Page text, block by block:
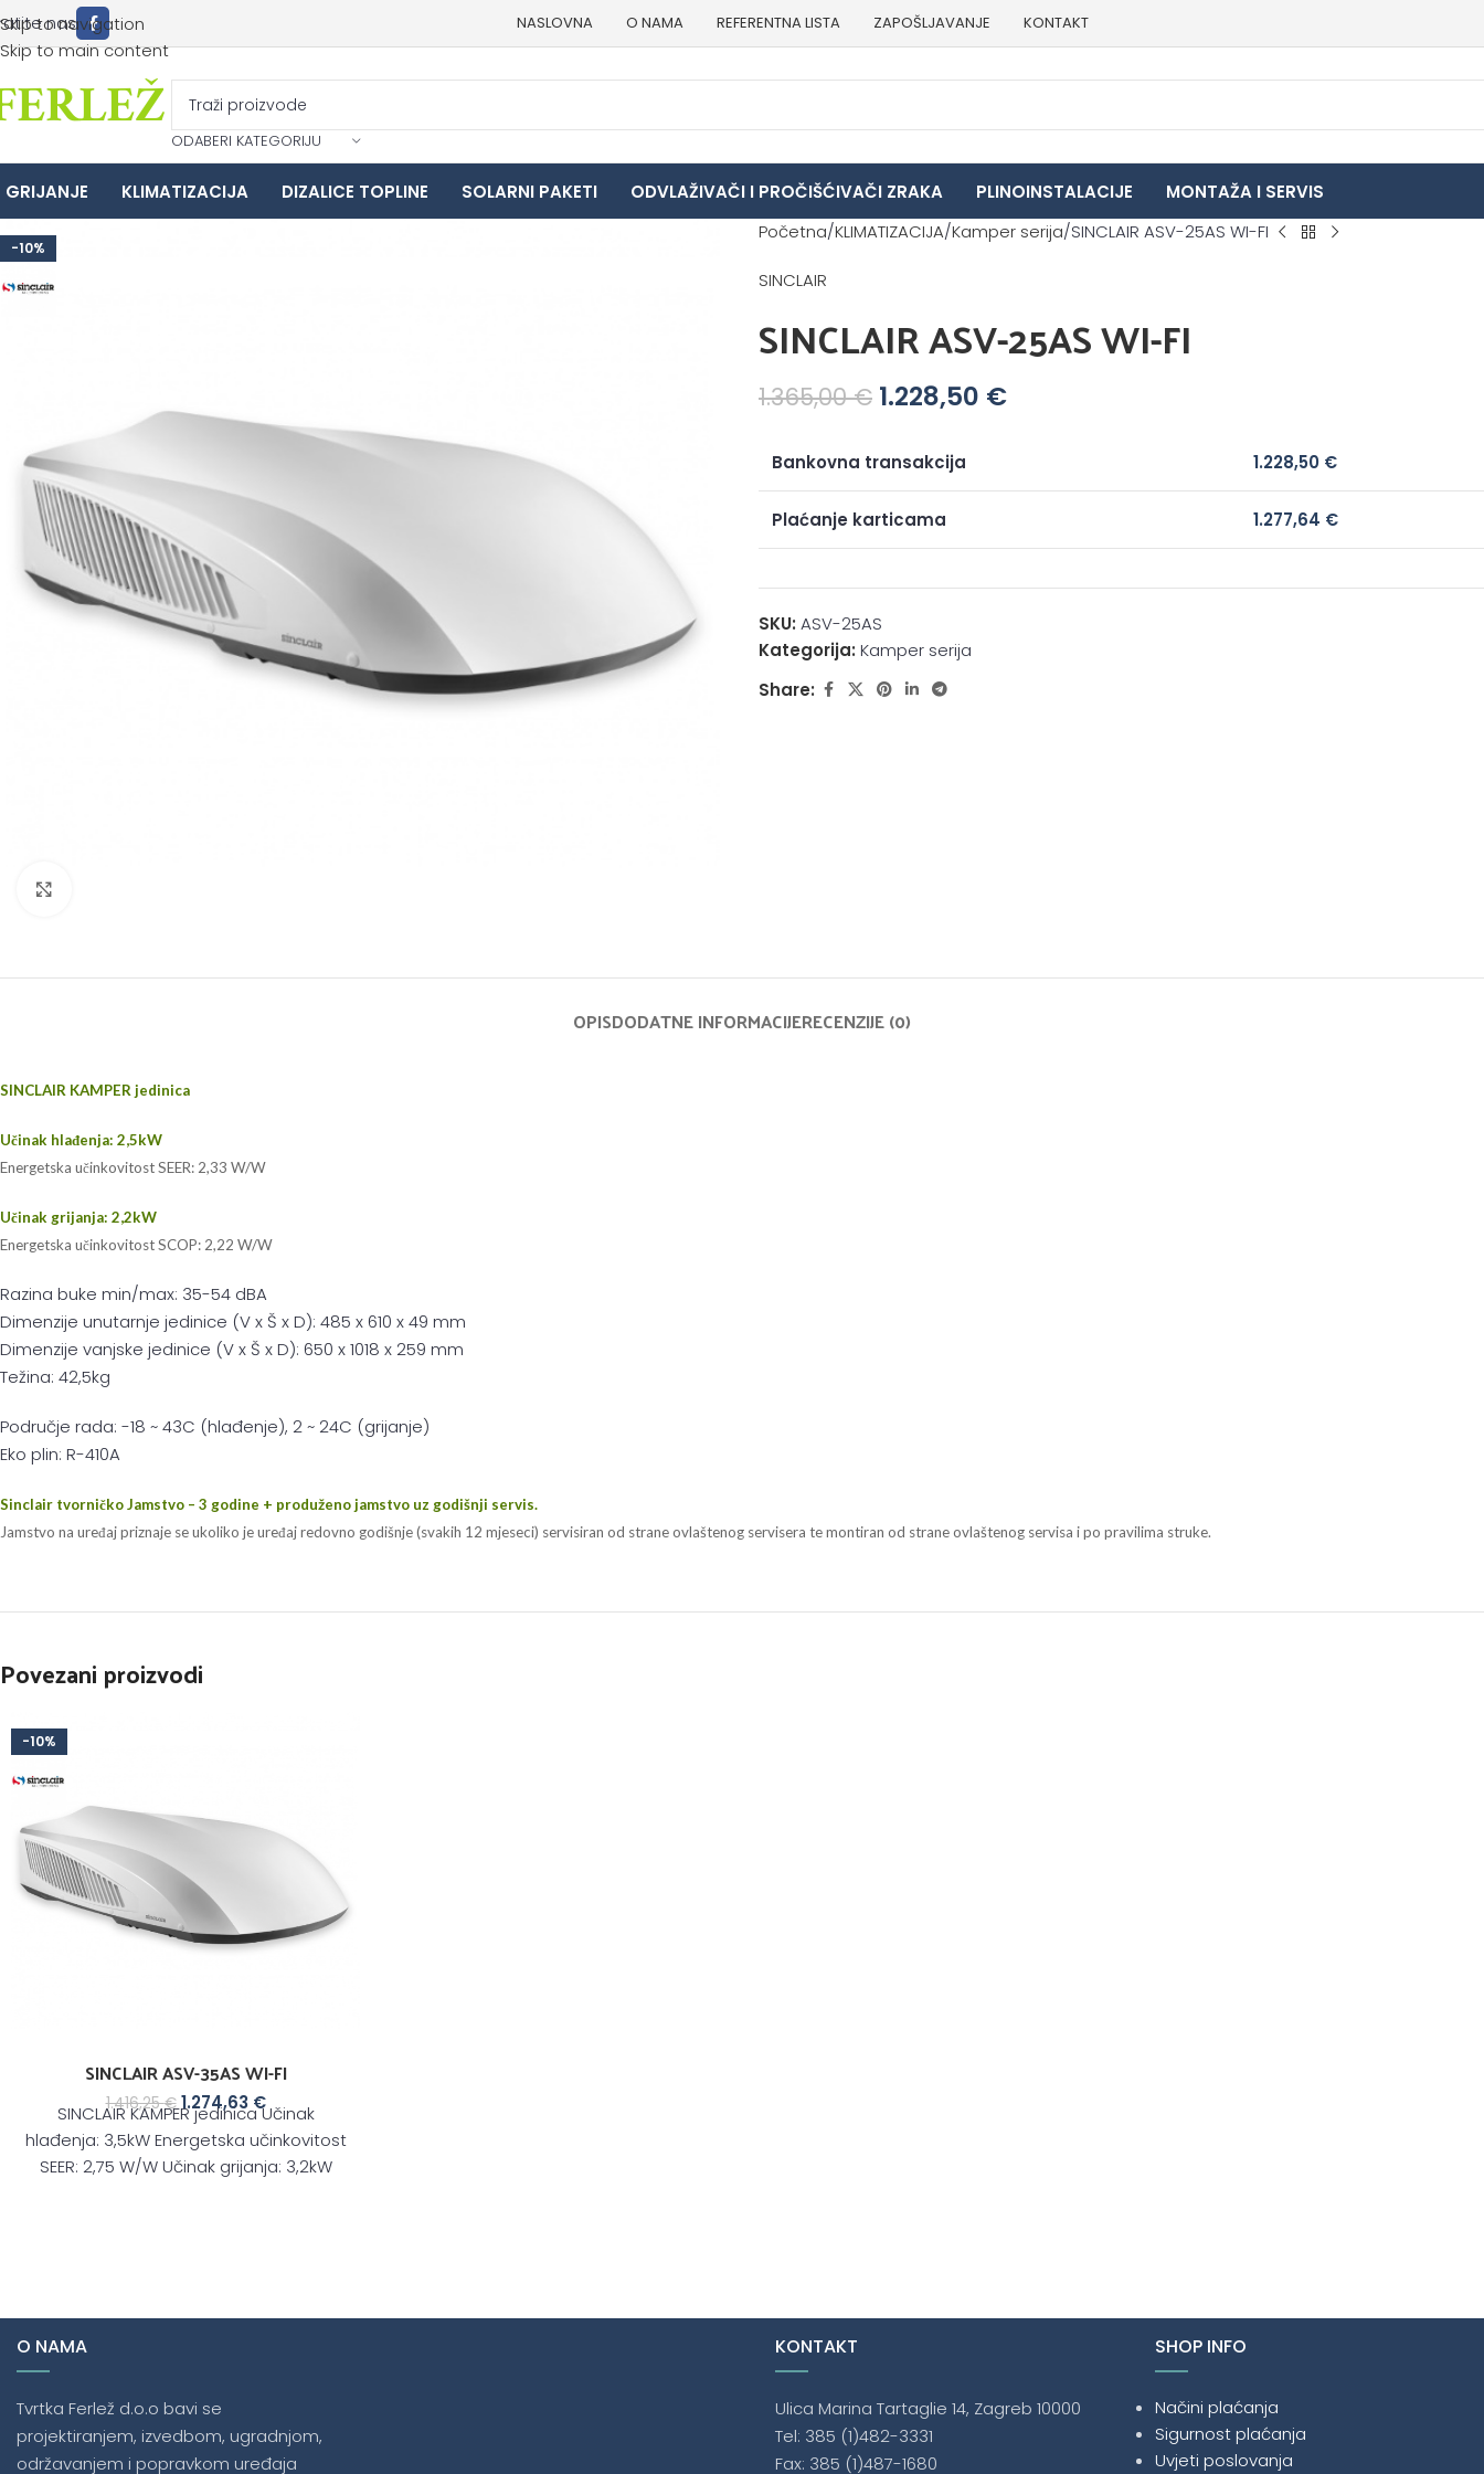
Skip to navigation
Skip to main content
nas NASLOVNA O NAMA REFERENTNA LISTA ZAPOŠLJAVANJE KONTAKT
ODABERI KATEGORIJU
GRIJANJE KLIMATIZACIJA DIZALICE TOPLINE SOLARNI PAKETI ODVLAŽIVAČI I PROČIŠĆIVAČI ZRAKA PLINOINSTALACIJE MONTAŽA I SERVIS
-10%
Početna KLIMATIZACIJA Kamper serija SINCLAIR ASV-25AS WI-FI
SINCLAIR
SINCLAIR ASV-25AS WI-FI
1.365,00€ 1.228,50 €
Bankovna transakcija 1.228,50 €
Plaćanje karticama 1.277,64 €
SKU: ASV-25AS
Kategorija: Kamper serija
Share:
OPISDODATNE INFORMACIJERECENZIJE (0)
SINCLAIR KAMPER jedinica
Učinak hlađenja: 2,5kW
Energetska učinkovitost SEER: 2,33 W/W
Učinak grijanja: 2,2kW
Energetska učinkovitost SCOP: 2,22 W/W
Razina buke min/max: 35-54 dBA
Dimenzije unutarnje jedinice (V x Š x D): 485 x 610 x 49 mm
Dimenzije vanjske jedinice (V x Š x D): 650 x 1018 x 259 mm
Težina: 42,5kg
Područje rada: -18 ~ 43C (hlađenje), 2 ~ 24C (grijanje)
Eko plin: R-410A
Sinclair tvorničko Jamstvo – 3 godine + produženo jamstvo uz godišnji servis.
Jamstvo na uređaj priznaje se ukoliko je uređaj redovno godišnje (svakih 12 mjeseci) servisiran od strane ovlaštenog servisera te montiran od strane ovlaštenog servisa i po pravilima struke.
Povezani proizvodi
-10%
SINCLAIR ASV-35AS WI-FI
1.416,25€ 1.274,63 €
SINCLAIR KAMPER jedinica Učinak
hlađenja: 3,5kW Energetska učinkovitost
SEER: 2,75 W/W Učinak grijanja: 3,2kW
O NAMA
Tvrtka Ferlež d.o.o bavi se
projektiranjem, izvedbom, ugradnjom,
održavanjem i popravkom uređaja
KONTAKT
Ulica Marina Tartaglie 14, Zagreb 10000
Tel: 385 (1)482-3331
Fax: 385 (1)487-1680
SHOP INFO
Načini plaćanja
Sigurnost plaćanja
Uvjeti poslovanja